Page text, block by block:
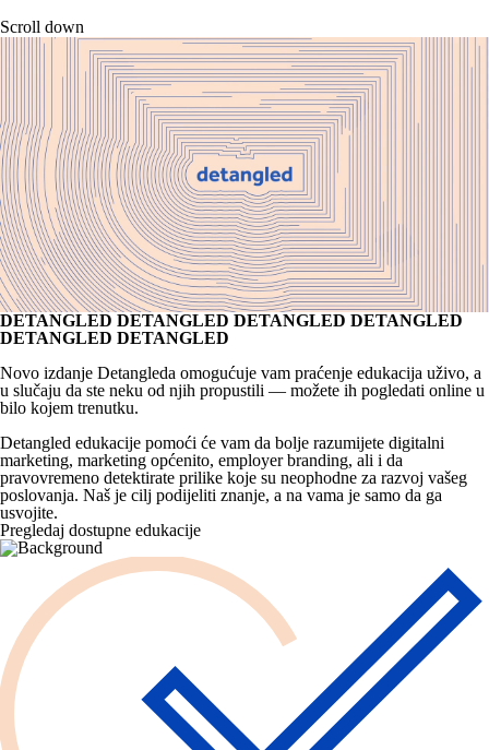
Scroll down
DETANGLED DETANGLED DETANGLED DETANGLED
DETANGLED DETANGLED
Novo izdanje Detangleda omogućuje vam praćenje edukacija uživo, a
u slučaju da ste neku od njih propustili — možete ih pogledati online u
bilo kojem trenutku.
Detangled edukacije pomoći će vam da bolje razumijete digitalni
marketing, marketing općenito, employer branding, ali i da
pravovremeno detektirate prilike koje su neophodne za razvoj vašeg
poslovanja. Naš je cilj podijeliti znanje, a na vama je samo da ga
usvojite.
Pregledaj dostupne edukacije